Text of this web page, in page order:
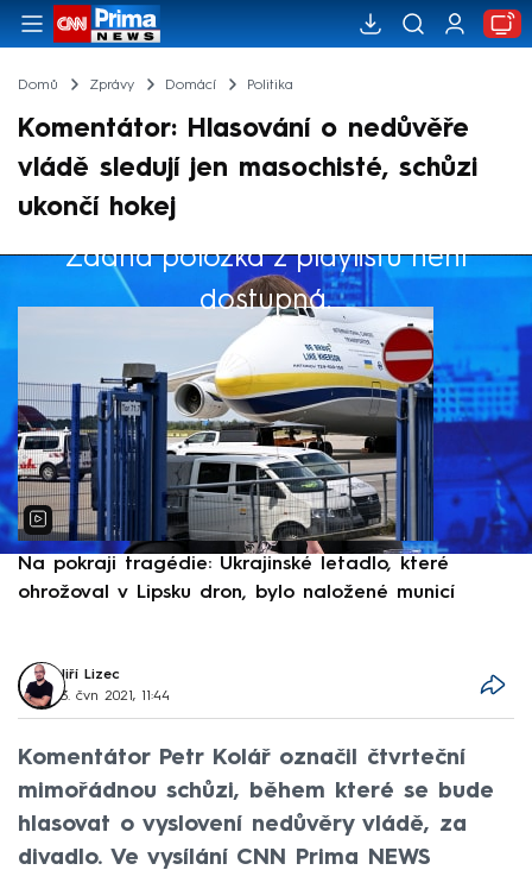
Domů Zprávy Domácí Politika
Komentátor: Hlasování o nedůvěře
vládě sledují jen masochisté, schůzi
ukončí hokej
Žádná položka z playlistu není
dostupná.
Výběr redakce
Na pokraji tragédie: Ukrajinské letadlo, které
ohrožoval v Lipsku dron, bylo naložené municí
Jiří Lizec
3. čvn 2021, 11:44
Komentátor Petr Kolář označil čtvrteční
mimořádnou schůzi, během které se bude
hlasovat o vyslovení nedůvěry vládě, za
divadlo. Ve vysílání CNN Prima NEWS